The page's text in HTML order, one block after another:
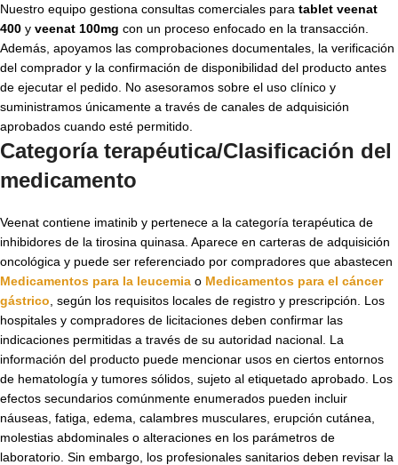
Nuestro equipo gestiona consultas comerciales para tablet veenat
400 y veenat 100mg con un proceso enfocado en la transacción.
Además, apoyamos las comprobaciones documentales, la verificación
del comprador y la confirmación de disponibilidad del producto antes
de ejecutar el pedido. No asesoramos sobre el uso clínico y
suministramos únicamente a través de canales de adquisición
aprobados cuando esté permitido.
Categoría terapéutica/Clasificación del
medicamento
Veenat contiene imatinib y pertenece a la categoría terapéutica de
inhibidores de la tirosina quinasa. Aparece en carteras de adquisición
oncológica y puede ser referenciado por compradores que abastecen
Medicamentos para la leucemia o Medicamentos para el cáncer
gástrico , según los requisitos locales de registro y prescripción. Los
hospitales y compradores de licitaciones deben confirmar las
indicaciones permitidas a través de su autoridad nacional. La
información del producto puede mencionar usos en ciertos entornos
de hematología y tumores sólidos, sujeto al etiquetado aprobado. Los
efectos secundarios comúnmente enumerados pueden incluir
náuseas, fatiga, edema, calambres musculares, erupción cutánea,
molestias abdominales o alteraciones en los parámetros de
laboratorio. Sin embargo, los profesionales sanitarios deben revisar la